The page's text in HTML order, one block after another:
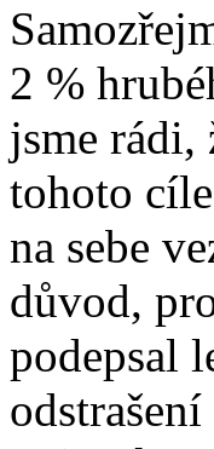
2 %
jsme rádi,
tohoto
na sebe
důvod,
podepsal